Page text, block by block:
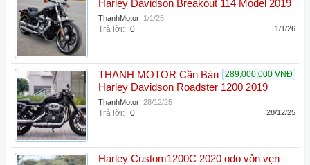
Harley Davidson Breakout 114 Model 2019
ThanhMotor 1/1/26
Trả lời: 0 1/1/26
289,000,000 VNĐ
THANH MOTOR Cần Bán
Harley Davidson Roadster 1200 2019
ThanhMotor 28/12/25
Trả lời: 0 28/12/25
Harley Custom1200C 2020 odo vỏn vẹn